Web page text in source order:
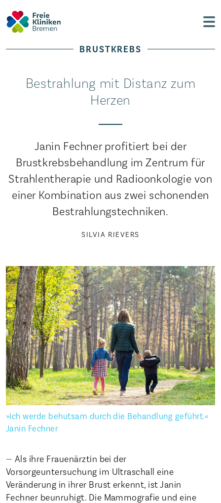
BRUSTKREBS
Bestrahlung mit Distanz zum
Herzen
Janin Fechner profitiert bei der
Brustkrebsbehandlung im Zentrum für
Strahlentherapie und Radioonkologie von
einer Kombination aus zwei schonenden
Bestrahlungstechniken.
SILVIA RIEVERS
»Ich werde behutsam durch die Behandlung geführt.«
Janin Fechner
Als ihre Frauenärztin bei der
Vorsorgeuntersuchung im Ultraschall eine
Veränderung in ihrer Brust erkennt, ist Janin
Fechner beunruhigt. Die Mammografie und eine